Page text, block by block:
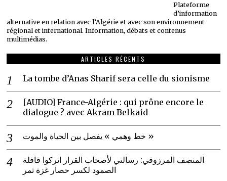
Plateforme
d’information
alternative en relation avec l’Algérie et avec son environnement
régional et international. Information, débats et contenus
multimédias.
ARTICLES RÉCENTS
La tombe d’Anas Sharif sera celle du sionisme
[AUDIO] France-Algérie : qui prône encore le
dialogue ? avec Akram Belkaid
خط وهمي » يفصل بين الحياة والموت »
المنصف المرزوقي: رسالتي لأصحاب القرار اتركوا قافلة
الصمود لكسر حصار غزة تمر